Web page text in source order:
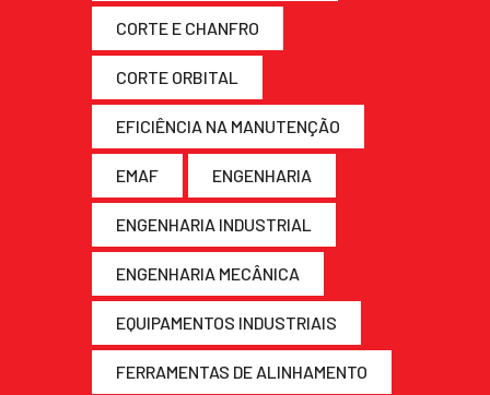
CORTE E CHANFRO
CORTE ORBITAL
EFICIÊNCIA NA MANUTENÇÃO
EMAF ENGENHARIA
ENGENHARIA INDUSTRIAL
ENGENHARIA MECÂNICA
EQUIPAMENTOS INDUSTRIAIS
FERRAMENTAS DE ALINHAMENTO